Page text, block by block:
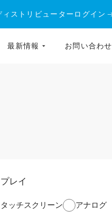
ィストリビューターログイン
最新情報 お問い合わせ
レイ
ッチスクリーン アナログ